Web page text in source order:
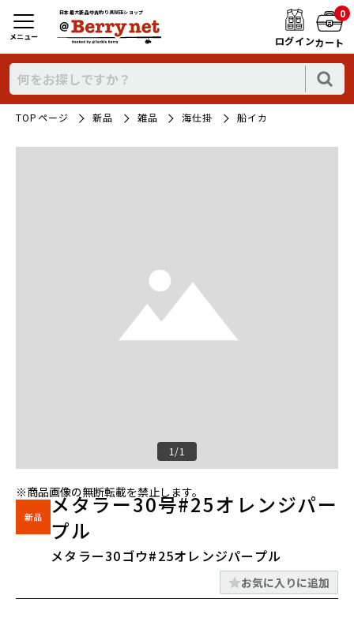
日本最大新品中古釣り具WEBショップ
ログイン
0
カート
メニュー
TOPページ 新品 雑品 海仕掛 船イカ
1/1
※商品画像の無断転載を禁止します。
メタラー30号#25オレンジパー
プル
メタラー30ゴウ#25オレンジパープル
お気に入りに追加